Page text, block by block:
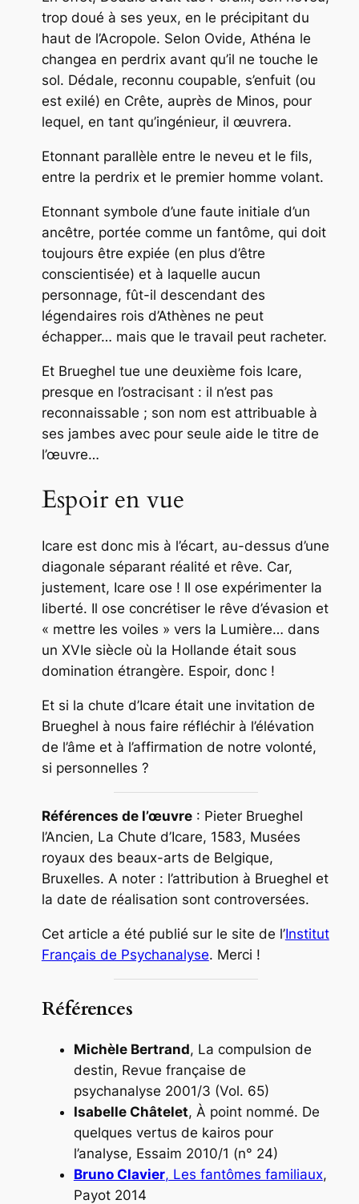
trop doué à ses yeux, en le précipitant du
haut de l’Acropole. Selon Ovide, Athéna le
changea en perdrixavant qu’il ne touche le
sol. Dédale, reconnu coupable, s’enfuit (ou
est exilé) en Crête, auprès de Minos, pour
lequel, en tant qu’ingénieur, il œuvrera.
Etonnant parallèle entre le neveu et le fils,
entre la perdrix et le premier homme volant.
Etonnant symbole d’une faute initiale d’un
ancêtre, portée comme un fantôme, qui doit
toujours être expiée (en plus d’être
conscientisée) et à laquelle aucun
personnage, fût-il descendant des
légendaires rois d’Athènes ne peut
échapper… mais que le travail peut racheter.
Et Brueghel tue une deuxième fois Icare,
presque en l’ostracisant : il n’est pas
reconnaissable ; son nom est attribuable à
ses jambes avec pour seule aide le titre de
l’œuvre…
Espoir en vue
Icare est donc mis à l’écart, au-dessus d’une
diagonale séparant réalité et rêve. Car,
justement, Icare ose ! Il ose expérimenter la
liberté. Il ose concrétiser le rêve d’évasion et
« mettre les voiles » vers la Lumière… dans
un XVIe siècle où la Hollande était sous
domination étrangère. Espoir, donc !
Et si la chute d’Icare était une invitation de
Brueghel à nous faire réfléchir à l’élévation
de l’âme et à l’affirmation de notre volonté,
si personnelles ?
Références de l’œuvre: Pieter Brueghel
l’Ancien, La Chute d’Icare, 1583, Musées
royaux des beaux-arts de Belgique,
Bruxelles. A noter : l’attribution à Brueghel et
la date de réalisation sont controversées.
Cet article a été publié sur le site de l’Institut
Français de Psychanalyse. Merci !
Références
Michèle Bertrand, La compulsion de
destin, Revue française de
psychanalyse 2001/3 (Vol. 65)
Isabelle Châtelet, À point nommé. De
quelques vertus de kairos pour
l’analyse, Essaim 2010/1 (n° 24)
Bruno Clavier, Les fantômes familiaux,
Payot 2014